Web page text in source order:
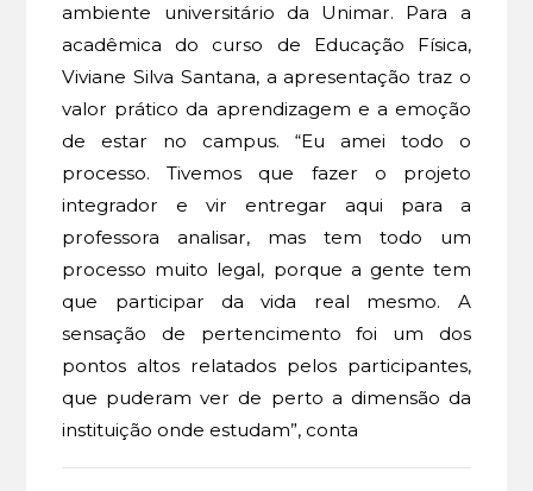
ambiente universitário da Unimar. Para a
acadêmica do curso de Educação Física,
Viviane Silva Santana, a apresentação traz o
valor prático da aprendizagem e a emoção
de estar no campus. “Eu amei todo o
processo. Tivemos que fazer o projeto
integrador e vir entregar aqui para a
professora analisar, mas tem todo um
processo muito legal, porque a gente tem
que participar da vida real mesmo. A
sensação de pertencimento foi um dos
pontos altos relatados pelos participantes,
que puderam ver de perto a dimensão da
instituição onde estudam”, conta